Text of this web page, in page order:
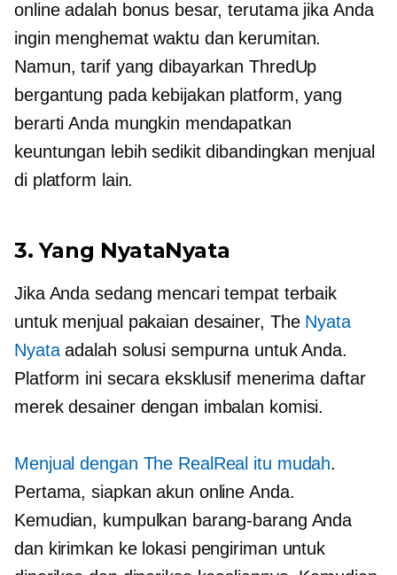
online adalah bonus besar, terutama jika Anda
ingin menghemat waktu dan kerumitan.
Namun, tarif yang dibayarkan ThredUp
bergantung pada kebijakan platform, yang
berarti Anda mungkin mendapatkan
keuntungan lebih sedikit dibandingkan menjual
di platform lain.
3. Yang NyataNyata
Jika Anda sedang mencari tempat terbaik
untuk menjual pakaian desainer, The Nyata
Nyataadalah solusi sempurna untuk Anda.
Platform ini secara eksklusif menerima daftar
merek desainer dengan imbalan komisi.
Menjual dengan The RealReal itu mudah.
Pertama, siapkan akun online Anda.
Kemudian, kumpulkan barang-barang Anda
dan kirimkan ke lokasi pengiriman untuk